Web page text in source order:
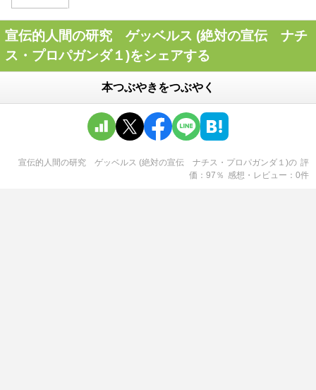
宣伝的人間の研究 ゲッベルス (絶対の宣伝 ナチ
ス・プロパガンダ１)をシェアする
本つぶやきをつぶやく
宣伝的人間の研究 ゲッベルス (絶対の宣伝 ナチス・プロパガンダ１)の 評
価
97 ％ 感想・レビュー 0件